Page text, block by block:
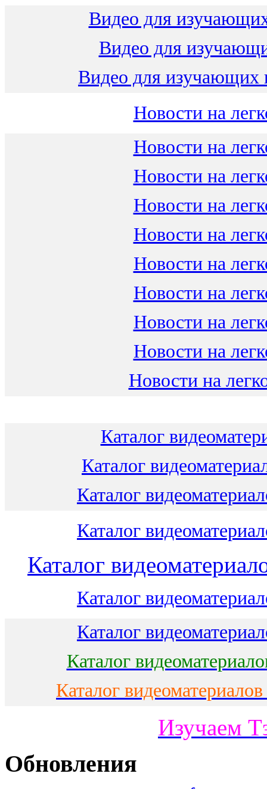
Видео для
Видео для
Видео для изучающих
Новости на
Новости на
Новости на
Новости на
Новости на
Новости на
Новости на
Новости на
Новости на
Новости на
Каталог
Каталог
Каталог
Каталог
Каталог
Каталог
Каталог
Каталог
Каталог
Изучаем
Обновления